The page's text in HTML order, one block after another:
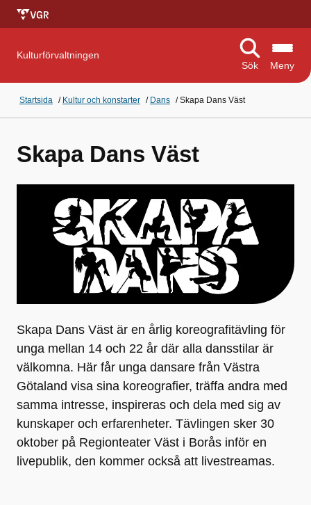
Kulturförvaltningen
Sök
Meny
Startsida / Kultur och konstarter / Dans /Skapa Dans Väst
Skapa Dans Väst
Skapa Dans Väst är en årlig koreografitävling för
unga mellan 14 och 22 år där alla dansstilar är
välkomna. Här får unga dansare från Västra
Götaland visa sina koreografier, träffa andra med
samma intresse, inspireras och dela med sig av
kunskaper och erfarenheter. Tävlingen sker 30
oktober på Regionteater Väst i Borås inför en
livepublik, den kommer också att livestreamas.